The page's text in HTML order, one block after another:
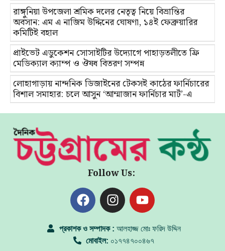
রাঙ্গুনিয়া উপজেলা শ্রমিক দলের নেতৃত্ব নিয়ে বিভ্রান্তির
অবসান: এম এ নাজিম উদ্দিনের ঘোষণা, ১৪ই ফেব্রুয়ারির
কমিটিই বহাল
প্রাইভেট এডুকেশন সোসাইটির উদ্যোগে পাহাড়তলীতে ফ্রি
মেডিক্যাল ক্যাম্প ও ঔষধ বিতরণ সম্পন্ন
লোহাগাড়ায় নান্দনিক ডিজাইনের টেকসই কাঠের ফার্নিচারের
বিশাল সমাহার: চলে আসুন ‘আম্মাজান ফার্নিচার মার্ট’-এ
Follow Us:
প্রকাশক ও সম্পাদক : আলহাজ্জ মোঃ ফরিদ উদ্দিন
মোবাইল: ০১৭৭৪৭০০৪৬৭